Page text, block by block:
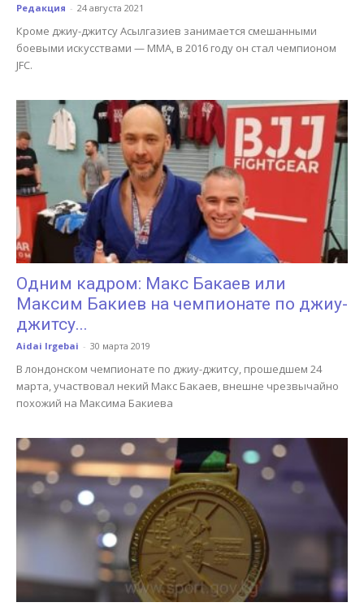
Редакция - 24 августа 2021
Кроме джиу-джитсу Асылгазиев занимается смешанными
боевыми искусствами — ММА, в 2016 году он стал чемпионом
JFC.
Одним кадром: Макс Бакаев или
Максим Бакиев на чемпионате по джиу-
джитсу...
Aidai Irgebai - 30 марта 2019
В лондонском чемпионате по джиу-джитсу, прошедшем 24
марта, участвовал некий Макс Бакаев, внешне чрезвычайно
похожий на Максима Бакиева